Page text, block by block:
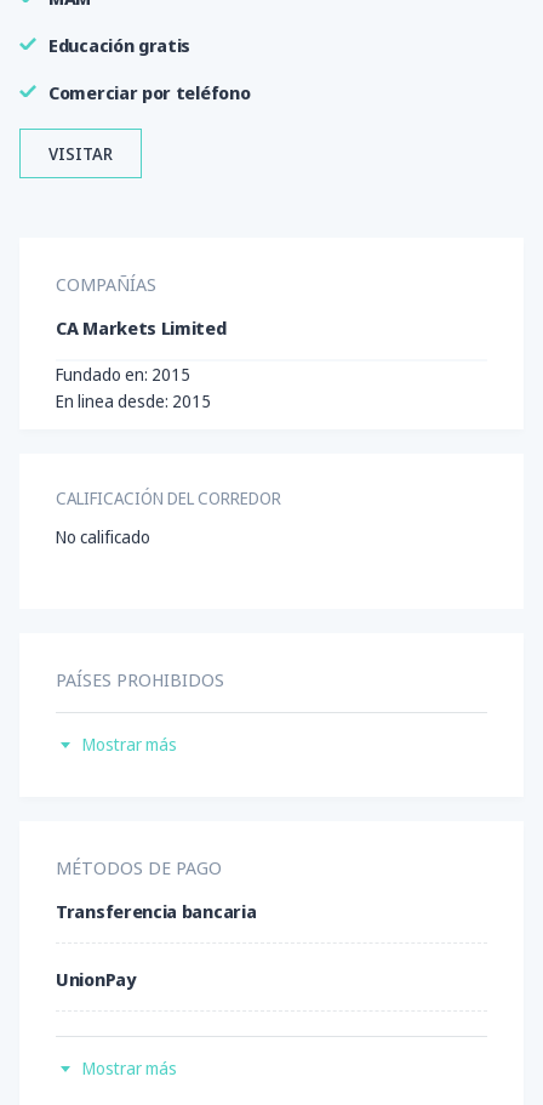
Educación gratis
Comerciar por teléfono
VISITAR
COMPAÑÍAS
CA Markets Limited
Fundado en: 2015
En linea desde: 2015
CALIFICACIÓN DEL CORREDOR
No calificado
PAÍSES PROHIBIDOS
Estados Unidos
Japón
Nueva Zelanda
Mostrar más
MÉTODOS DE PAGO
Transferencia bancaria
UnionPay
Mostrar más